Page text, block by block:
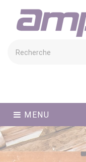
MENU
Cookies management